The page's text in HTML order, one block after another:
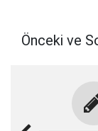
Önceki ve